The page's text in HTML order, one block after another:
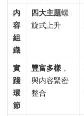
内
容
組
織
四大主題螺
旋式上升
實
踐
環
節
豐富多樣 ，
與内容緊密
整合